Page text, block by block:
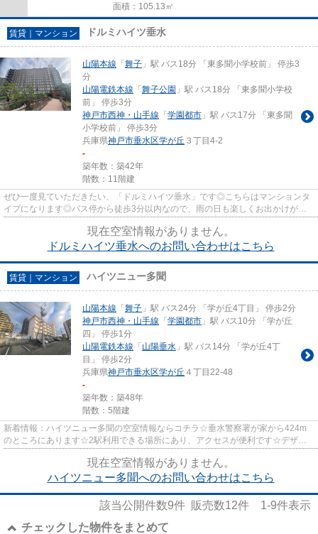
面積：105.13㎡
賃貸｜マンション ドルミハイツ垂水
山陽本線 「 舞子 」駅 バス18分 「東多聞小学校前」 停歩3
分
山陽電鉄本線 「 舞子公園 」駅 バス18分 「東多聞小学校
前」 停歩3分
神戸市西神・山手線 「 学園都市 」駅 バス17分 「東多聞
小学校前」 停歩3分
兵庫県神戸市垂水区学が丘 ３丁目4-2
-
築年数：築42年
階数：11階建
ぜひ一度見ていただきたい、「ドルミハイツ垂水」です◎こちらはマンションタ
イプになります◎バス停から徒歩3分以内なので、雨の日も楽しくお出かけがで
現在空室情報がありません。
ドルミハイツ垂水へのお問い合わせはこちら
賃貸｜マンション ハイツニュー多聞
山陽本線 「 舞子 」駅 バス24分 「学が丘4丁目」 停歩2分
神戸市西神・山手線 「 学園都市 」駅 バス10分 「学が丘
四」 停歩1分
山陽電鉄本線 「 山陽垂水 」駅 バス14分 「学が丘4丁
目」 停歩2分
兵庫県神戸市垂水区学が丘 ４丁目22-48
-
築年数：築48年
階数：5階建
新着情報：ハイツニュー多聞の空室情報ならコチラ☆垂水警察署が家から424m
のところにあります☆2駅利用できる場所にあり、アクセスが便利です☆デザイ
現在空室情報がありません。
ハイツニュー多聞へのお問い合わせはこちら
該当公開件数9件 販売数12件 1-9件表示
チェックした物件をまとめて